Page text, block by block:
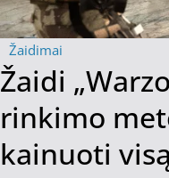
Žaidimai
Žaidi
rinkimo
kainuoti